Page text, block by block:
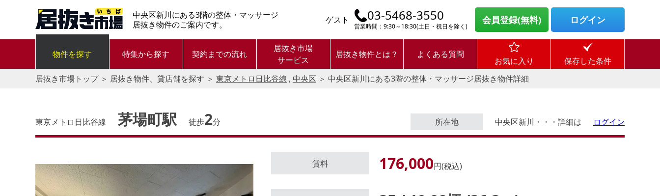
中央区新川にある3階の整体・マッサージ
居抜き物件のご案内です。
ゲスト 03-5468-3550
営業時間：9:30～18:30(土日・祝日を除く)
会員登録(無料) ログイン
物件を探す 特集から探す 契約までの流れ
居抜き市場
サービス
居抜き物件とは？ よくある質問
お気に入り
保存した条件
居抜き市場トップ＞ 居抜き物件、貸店舗を探す ＞ 東京メトロ日比谷線 , 中央区 ＞ 中央区新川にある3階の整体・マッサージ居抜き物件詳細
東京メトロ日比谷線 茅場町駅 徒歩2分 所在地 中央区新川・・・詳細は ログイン
賃料 176,000円(税込)